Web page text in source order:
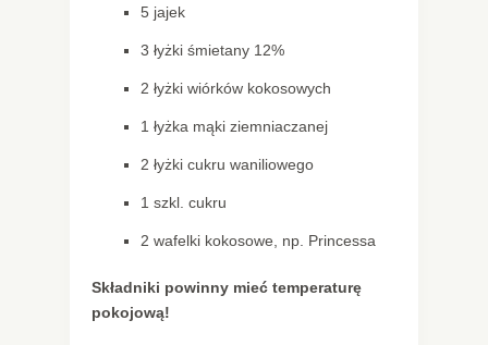
5 jajek
3 łyżki śmietany 12%
2 łyżki wiórków kokosowych
1 łyżka mąki ziemniaczanej
2 łyżki cukru waniliowego
1 szkl. cukru
2 wafelki kokosowe, np. Princessa
Składniki powinny mieć temperaturę
pokojową!